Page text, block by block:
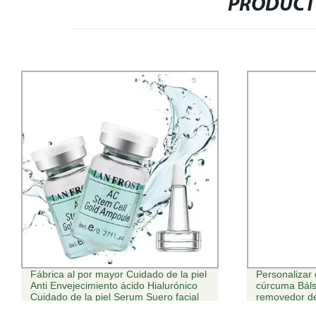
Fábrica al por mayor Cuidado de la piel
Anti Envejecimiento ácido Hialurónico
Cuidado de la piel Serum Suero facial
Personalizar
cúrcuma
removedor